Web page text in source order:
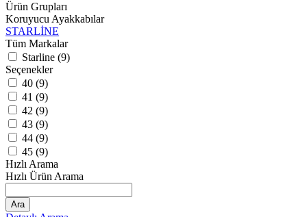
Ürün Grupları
Koruyucu Ayakkabılar
STARLİNE
Tüm Markalar
Starline (9)
Seçenekler
40 (9)
41 (9)
42 (9)
43 (9)
44 (9)
45 (9)
Hızlı Arama
Hızlı Ürün Arama
Ara